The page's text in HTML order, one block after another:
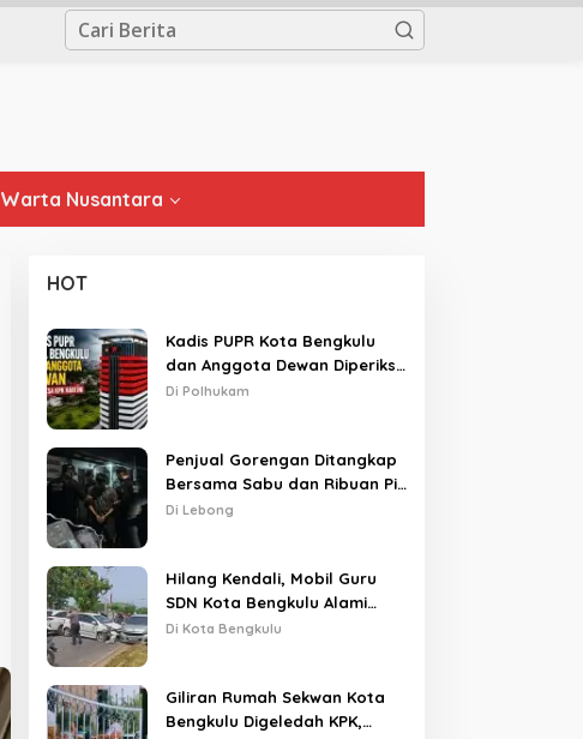
Warta Nusantara
HOT
Kadis PUPR Kota Bengkulu
dan Anggota Dewan Diperiksa
KPK Hari Ini
Di Polhukam
Penjual Gorengan Ditangkap
Bersama Sabu dan Ribuan Pil,
Nama Oknum APH Disebut
Di Lebong
Hilang Kendali, Mobil Guru
SDN Kota Bengkulu Alami
Tabrakan Beruntun di Lampu
Di Kota Bengkulu
Giliran Rumah Sekwan Kota
Bengkulu Digeledah KPK,